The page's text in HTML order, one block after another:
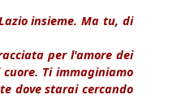
insieme. Ma tu, di
per l'amore dei
Ti immaginiamo
dove starai cercando